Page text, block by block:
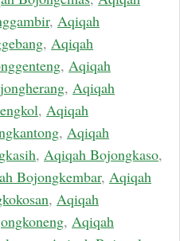
, Aqiqah
, Aqiqah
, Aqiqah
, Aqiqah
, Aqiqah
, Aqiqah
, Aqiqah Bojongkaso,
Bojongkembar, Aqiqah
, Aqiqah
, Aqiqah